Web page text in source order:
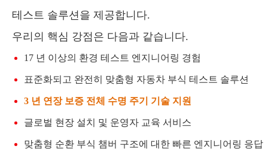
테스트 솔루션을 제공합니다.
우리의 핵심 강점은 다음과 같습니다.
17 년 이상의 환경 테스트 엔지니어링 경험
표준화되고 완전히 맞춤형 자동차 부식 테스트 솔루션
3 년 연장 보증 전체 수명 주기 기술 지원
글로벌 현장 설치 및 운영자 교육 서비스
맞춤형 순환 부식 챔버 구조에 대한 빠른 엔지니어링 응답